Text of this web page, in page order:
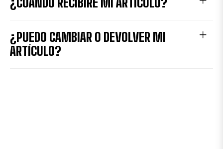
¿PUEDO CAMBIAR O DEVOLVER MI
ARTÍCULO?